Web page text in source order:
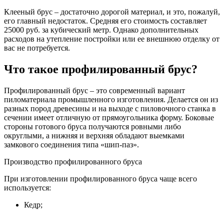
Клееный брус – достаточно дорогой материал, и это, пожалуй,
его главный недостаток. Средняя его стоимость составляет
25000 руб. за кубический метр. Однако дополнительных
расходов на утепление постройки или ее внешнюю отделку от
вас не потребуется.
Что такое профилированный брус?
Профилированный брус – это современный вариант
пиломатериала промышленного изготовления. Делается он из
разных пород древесины и на выходе с пиловочного станка в
сечении имеет отличную от прямоугольника форму. Боковые
стороны готового бруса получаются ровными либо
округлыми, а нижняя и верхняя обладают выемками
замкового соединения типа «шип-паз».
Производство профилированного бруса
При изготовлении профилированного бруса чаще всего
используется:
Кедр;